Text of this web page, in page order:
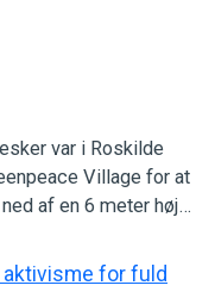
var i Roskilde
Village for at
af en 6 meter høj